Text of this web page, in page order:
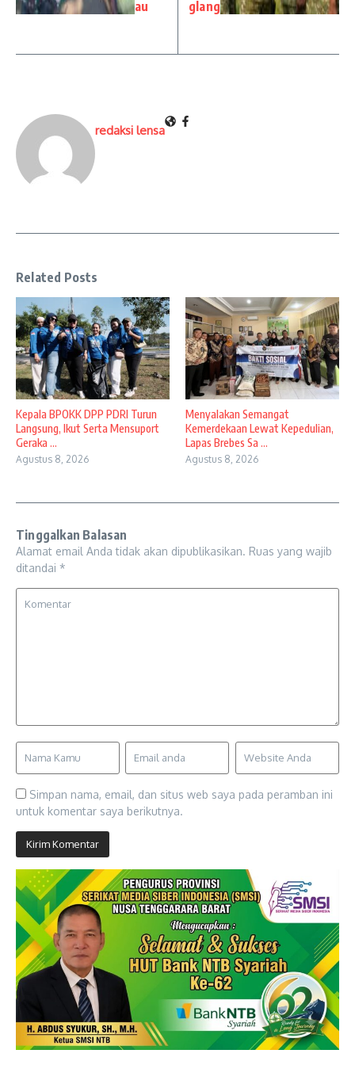
au
glang
redaksi lensa
Related Posts
Kepala BPOKK DPP PDRI Turun
Langsung, Ikut Serta Mensuport
Geraka ...
Agustus 8, 2026
Menyalakan Semangat
Kemerdekaan Lewat Kepedulian,
Lapas Brebes Sa ...
Agustus 8, 2026
Tinggalkan Balasan
Alamat email Anda tidak akan dipublikasikan. Ruas yang wajib
ditandai *
Simpan nama, email, dan situs web saya pada peramban ini
untuk komentar saya berikutnya.